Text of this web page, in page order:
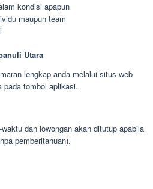
kondisi apapun
maupun team
Utara
lengkap anda melalui situs web
pada tombol aplikasi.
dan lowongan akan ditutup apabila
pemberitahuan).